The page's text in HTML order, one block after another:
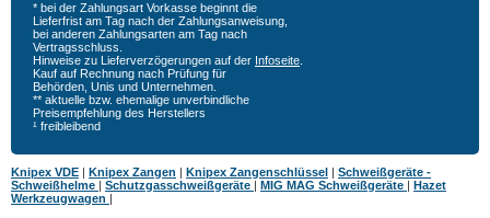
* bei der Zahlungsart Vorkasse beginnt die
Lieferfrist am Tag nach der Zahlungsanweisung,
bei anderen Zahlungsarten am Tag nach
Vertragsschluss.
Hinweise zu Lieferverzögerungen auf der Infoseite
Kauf auf Rechnung nach Prüfung für
Behörden, Unis und Unternehmen.
** aktuelle bzw. ehemalige unverbindliche
Preisempfehlung des Herstellers
¹ freibleibend
Knipex VDE | Knipex Zangen | Knipex Zangenschlüssel | Schweißgeräte -
Schweißhelme | Schutzgasschweißgeräte | MIG MAG Schweißgeräte | Hazet
Werkzeugwagen |